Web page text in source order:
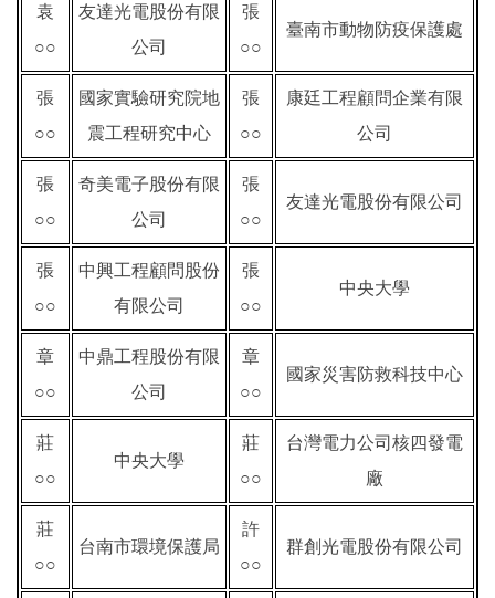
袁
○○
友達光電股份有限
公司
張
○○
臺南市動物防疫保護處
張
○○
國家實驗研究院地
震工程研究中心
張
○○
康廷工程顧問企業有限
公司
張
○○
奇美電子股份有限
公司
張
○○
友達光電股份有限公司
張
○○
中興工程顧問股份
有限公司
張
○○
中央大學
章
○○
中鼎工程股份有限
公司
章
○○
國家災害防救科技中心
莊
○○
中央大學
莊
○○
台灣電力公司核四發電
廠
莊
○○
台南市環境保護局
許
○○
群創光電股份有限公司